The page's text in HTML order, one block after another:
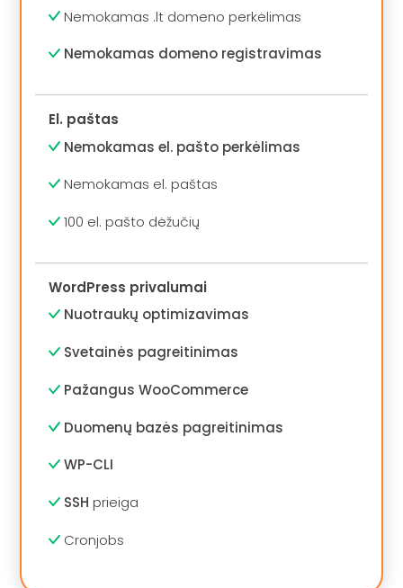
Nemokamas .lt domeno perkėlimas
Nemokamas domeno registravimas
El. paštas
Nemokamas el. pašto perkėlimas
Nemokamas el. paštas
100 el. pašto dėžučių
WordPress privalumai
Nuotraukų optimizavimas
Svetainės pagreitinimas
Pažangus WooCommerce
Duomenų bazės pagreitinimas
WP-CLI
SSH prieiga
Cronjobs